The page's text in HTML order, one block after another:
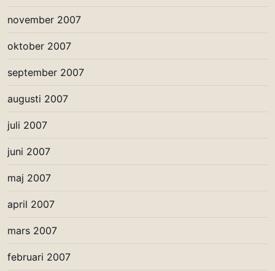
november 2007
oktober 2007
september 2007
augusti 2007
juli 2007
juni 2007
maj 2007
april 2007
mars 2007
februari 2007